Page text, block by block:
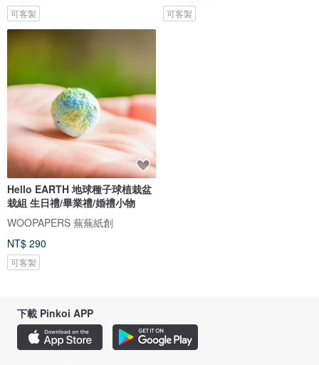
可客製 可客製
Hello EARTH 地球種子球植栽盆
栽組 生日禮/畢業禮/婚禮小物
WOOPAPERS 蕪蕪紙創
NT$ 290
可客製
下載 Pinkoi APP